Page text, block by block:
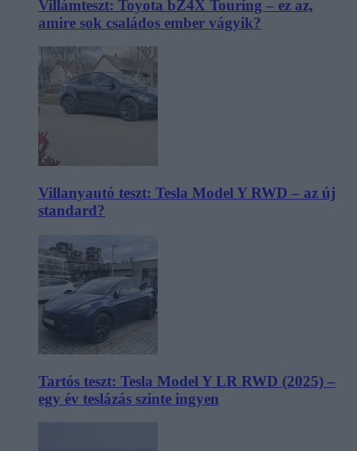
Villámteszt: Toyota bZ4X Touring – ez az,
amire sok családos ember vágyik?
Villanyautó teszt: Tesla Model Y RWD – az új
standard?
Tartós teszt: Tesla Model Y LR RWD (2025) –
egy év teslázás szinte ingyen